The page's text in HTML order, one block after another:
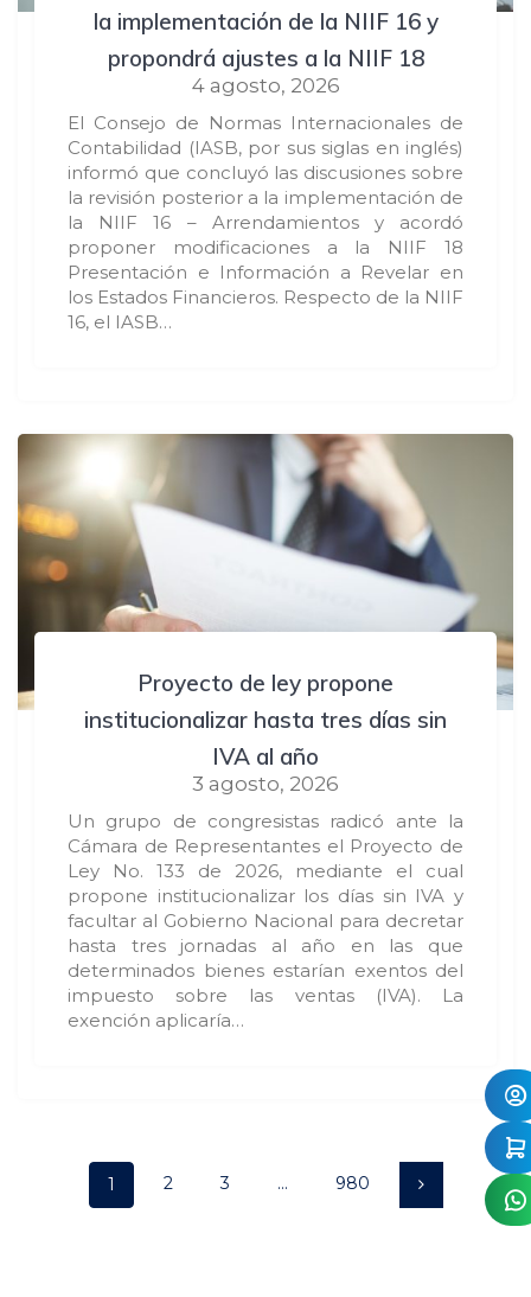
la implementación de la NIIF 16 y
propondrá ajustes a la NIIF 18
4 agosto, 2026
El Consejo de Normas Internacionales de
Contabilidad (IASB, por sus siglas en inglés)
informó que concluyó las discusiones sobre
la revisión posterior a la implementación de
la NIIF 16 – Arrendamientos y acordó
proponer modificaciones a la NIIF 18
Presentación e Información a Revelar en
los Estados Financieros. Respecto de la NIIF
16, el IASB…
Proyecto de ley propone
institucionalizar hasta tres días sin
IVA al año
3 agosto, 2026
Un grupo de congresistas radicó ante la
Cámara de Representantes el Proyecto de
Ley No. 133 de 2026, mediante el cual
propone institucionalizar los días sin IVA y
facultar al Gobierno Nacional para decretar
hasta tres jornadas al año en las que
determinados bienes estarían exentos del
impuesto sobre las ventas (IVA). La
exención aplicaría…
Posts
navigation
Page
1 Page
2 Page
3 … Page
980